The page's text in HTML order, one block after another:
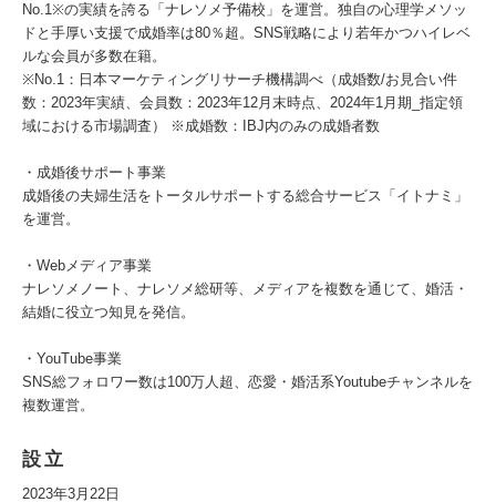
No.1※の実績を誇る「ナレソメ予備校」を運営。独自の心理学メソッ
ドと手厚い支援で成婚率は80％超。SNS戦略により若年かつハイレベ
ルな会員が多数在籍。
※No.1：日本マーケティングリサーチ機構調べ（成婚数/お見合い件
数：2023年実績、会員数：2023年12月末時点、2024年1月期_指定領
域における市場調査） ※成婚数：IBJ内のみの成婚者数
・成婚後サポート事業
成婚後の夫婦生活をトータルサポートする総合サービス「イトナミ」
を運営。
・Webメディア事業
ナレソメノート、ナレソメ総研等、メディアを複数を通じて、婚活・
結婚に役立つ知見を発信。
・YouTube事業
SNS総フォロワー数は100万人超、恋愛・婚活系Youtubeチャンネルを
複数運営。
設立
2023年3月22日